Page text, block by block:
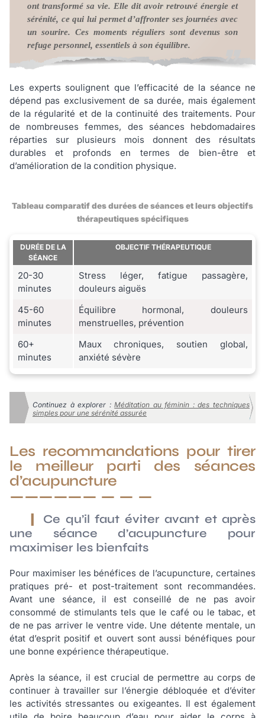
ont transformé sa vie. Elle dit avoir retrouvé énergie et
sérénité, ce qui lui permet d’affronter ses journées avec
un sourire. Ces moments réguliers sont devenus son
refuge personnel, essentiels à son équilibre.
Les experts soulignent que l’efficacité de la séance ne
dépend pas exclusivement de sa durée, mais également
de la régularité et de la continuité des traitements. Pour
de nombreuses femmes, des séances hebdomadaires
réparties sur plusieurs mois donnent des résultats
durables et profonds en termes de bien-être et
d’amélioration de la condition physique.
Tableau comparatif des durées de séances et leurs objectifs
thérapeutiques spécifiques
DURÉE DE LA
SÉANCE
OBJECTIF THÉRAPEUTIQUE
20-30
minutes
Stress léger, fatigue passagère,
douleurs aiguës
45-60
minutes
Équilibre hormonal, douleurs
menstruelles, prévention
60+
minutes
Maux chroniques, soutien global,
anxiété sévère
Continuez à explorer :Méditation au féminin : des techniques
simples pour une sérénité assurée
Les recommandations pour tirer
le meilleur parti des séances
d’acupuncture
Ce qu’il faut éviter avant et après
une séance d’acupuncture pour
maximiser les bienfaits
Pour maximiser les bénéfices de l’acupuncture, certaines
pratiques pré- et post-traitement sont recommandées.
Avant une séance, il est conseillé de ne pas avoir
consommé de stimulants tels que le café ou le tabac, et
de ne pas arriver le ventre vide. Une détente mentale, un
état d’esprit positif et ouvert sont aussi bénéfiques pour
une bonne expérience thérapeutique.
Après la séance, il est crucial de permettre au corps de
continuer à travailler sur l’énergie débloquée et d’éviter
les activités stressantes ou exigeantes. Il est également